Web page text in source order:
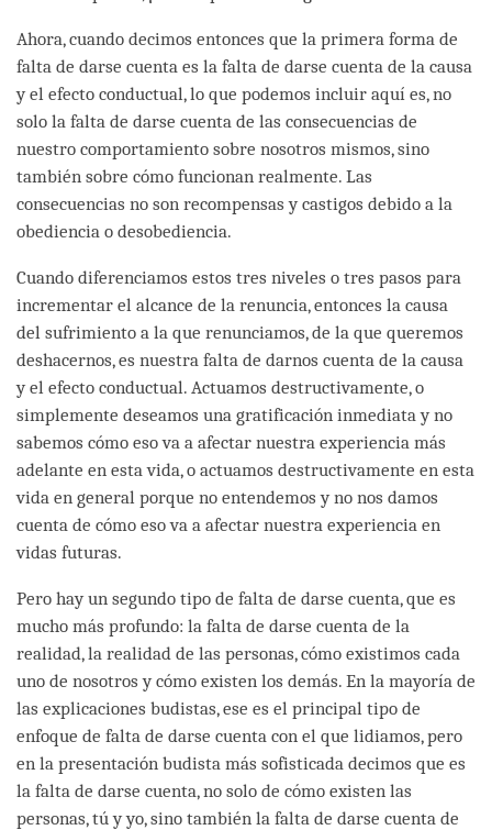
Ahora, cuando decimos entonces que la primera forma de
falta de darse cuenta es la falta de darse cuenta de la causa
y el efecto conductual, lo que podemos incluir aquí es, no
solo la falta de darse cuenta de las consecuencias de
nuestro comportamiento sobre nosotros mismos, sino
también sobre cómo funcionan realmente. Las
consecuencias no son recompensas y castigos debido a la
obediencia o desobediencia.
Cuando diferenciamos estos tres niveles o tres pasos para
incrementar el alcance de la renuncia, entonces la causa
del sufrimiento a la que renunciamos, de la que queremos
deshacernos, es nuestra falta de darnos cuenta de la causa
y el efecto conductual. Actuamos destructivamente, o
simplemente deseamos una gratificación inmediata y no
sabemos cómo eso va a afectar nuestra experiencia más
adelante en esta vida, o actuamos destructivamente en esta
vida en general porque no entendemos y no nos damos
cuenta de cómo eso va a afectar nuestra experiencia en
vidas futuras.
Pero hay un segundo tipo de falta de darse cuenta, que es
mucho más profundo: la falta de darse cuenta de la
realidad, la realidad de las personas, cómo existimos cada
uno de nosotros y cómo existen los demás. En la mayoría de
las explicaciones budistas, ese es el principal tipo de
enfoque de falta de darse cuenta con el que lidiamos, pero
en la presentación budista más sofisticada decimos que es
la falta de darse cuenta, no solo de cómo existen las
personas, tú y yo, sino también la falta de darse cuenta de